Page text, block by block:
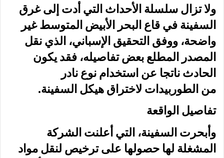
ولا تزال سلسلة الأحداث التي أدت إلى غرق
السفينة في قاع البحر الأبيض المتوسط غير
واضحة، ووفق التحقيق الإسباني، الذي نقل
المصدر المطلع بعض تفاصيله، فقد يكون
الحادث ناتجا عن استخدام نوع نادر
من الطوربيدات لاختراق هيكل السفينة.
تفاصيل الواقعة
وأبحرت السفينة، التي أعلنت الشركة
المشغلة لها حصولها على ترخيص لنقل مواد